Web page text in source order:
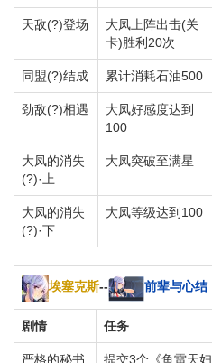
天敌(?)登场
大凤上阵出击(关
卡)胜利20次
同盟(?)结成 累计消耗石油500
劲敌(?)相遇
大凤好感度达到
100
大凤的消失
(?)·上
大凤突破至满星
大凤的消失
(?)·下
大凤等级达到100
埃塞克斯-- 前辈与心结
剧情 任务
严格的秘书
提交3个《鱼雷天妇